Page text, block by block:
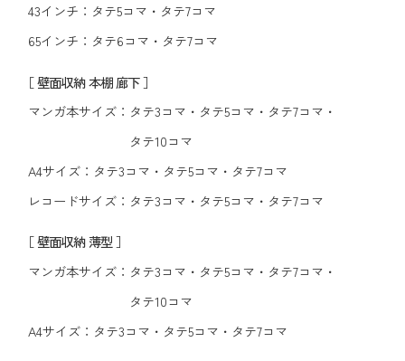
43インチ： タテ5コマ ・ タテ7コマ
65インチ： タテ6コマ ・ タテ7コマ
［ 壁面収納 本棚 廊下 ］
マンガ本サイズ： タテ3コマ ・ タテ5コマ ・ タテ7コマ ・
タテ10コマ
A4サイズ： タテ3コマ ・ タテ5コマ ・ タテ7コマ
レコードサイズ： タテ3コマ ・ タテ5コマ ・ タテ7コマ
［ 壁面収納 薄型 ］
マンガ本サイズ： タテ3コマ ・ タテ5コマ ・ タテ7コマ ・
タテ10コマ
A4サイズ： タテ3コマ ・ タテ5コマ ・ タテ7コマ